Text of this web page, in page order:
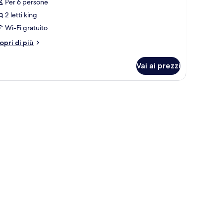
Per 6 persone
2 letti king
Wi-Fi gratuito
di più
Vai ai prezzi